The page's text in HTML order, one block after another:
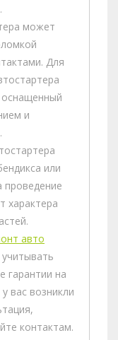
может
Для
оснащенный
и
или
проведение
характера
авто
гарантии на
вас возникли
контактам.